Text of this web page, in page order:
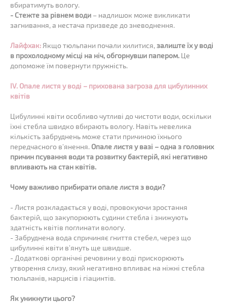
вбиратимуть вологу.
- Стежте за рівнем води – надлишок може викликати
загнивання, а нестача призведе до зневоднення.
Лайфхак: Якщо тюльпани почали хилитися, залиште їх у воді
в прохолодному місці на ніч, обгорнувши папером. Це
допоможе їм повернути пружність.
IV. Опале листя у воді – прихована загроза для цибулинних
квітів
Цибулинні квіти особливо чутливі до чистоти води, оскільки
їхні стебла швидко вбирають вологу. Навіть невелика
кількість забруднень може стати причиною їхнього
передчасного в’янення. Опале листя у вазі – одна з головних
причин псування води та розвитку бактерій, які негативно
впливають на стан квітів.
Чому важливо прибирати опале листя з води?
- Листя розкладається у воді, провокуючи зростання
бактерій, що закупорюють судини стебла і знижують
здатність квітів поглинати вологу.
- Забруднена вода спричиняє гниття стебел, через що
цибулинні квіти в’януть ще швидше.
- Додаткові органічні речовини у воді прискорюють
утворення слизу, який негативно впливає на ніжні стебла
тюльпанів, нарцисів і гіацинтів.
Як уникнути цього?